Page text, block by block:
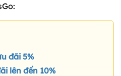
đãi 5%
lên đến 10%